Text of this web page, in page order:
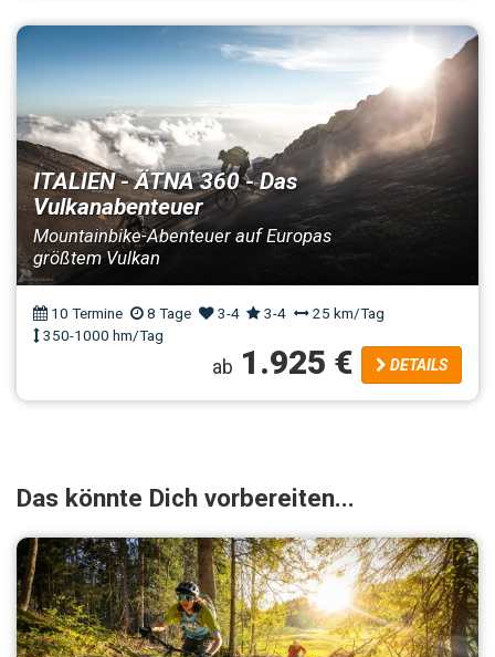
ITALIEN - ÄTNA 360 - Das
Vulkanabenteuer
Mountainbike-Abenteuer auf Europas
größtem Vulkan
10 Termine 8 Tage 3-4 3-4
25 km/Tag
350-1000 hm/Tag
DETAILS
ab 1.925 €
Das könnte Dich vorbereiten...